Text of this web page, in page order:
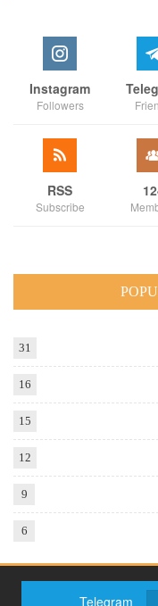
Instagram
Followers
RSS
Subscribe
31
16
15
12
9
6
Telegram